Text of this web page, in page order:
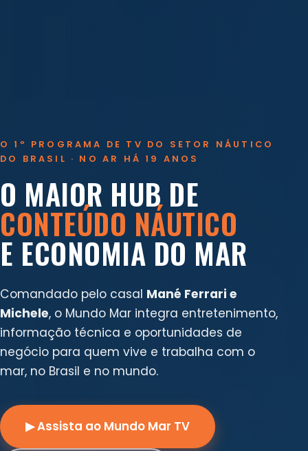
O 1º PROGRAMA DE TV DO SETOR NÁUTICO
DO BRASIL · NO AR HÁ 19 ANOS
O MAIOR HUB DE
CONTEÚDO NÁUTICO
E ECONOMIA DO MAR
Comandado pelo casal Mané Ferrari e
Michele, o Mundo Mar integra entretenimento,
informação técnica e oportunidades de
negócio para quem vive e trabalha com o
mar, no Brasil e no mundo.
▶ Assista ao Mundo Mar TV